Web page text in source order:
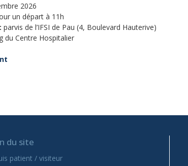
2026
un départ à 11h
parvis de l’IFSI de Pau (4, Boulevard Hauterive)
du Centre Hospitalier
du site
patient / visiteur